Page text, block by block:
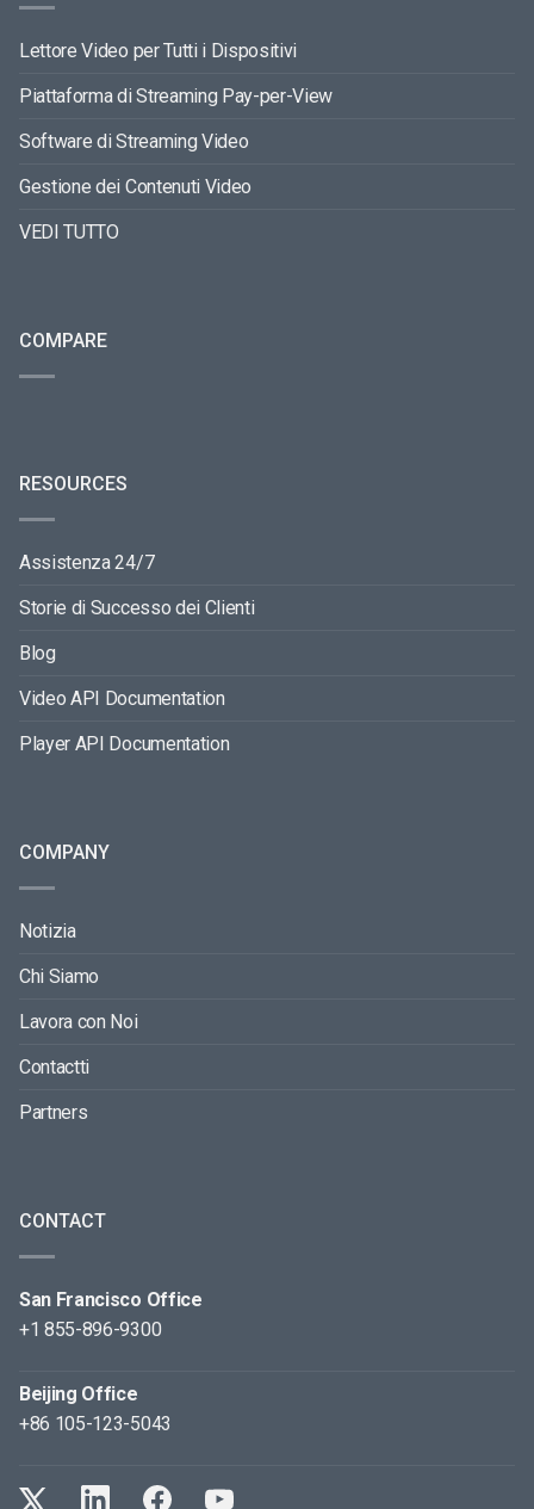
Lettore Video per Tutti i Dispositivi
Piattaforma di Streaming Pay-per-View
Software di Streaming Video
Gestione dei Contenuti Video
VEDI TUTTO
COMPARE
RESOURCES
Assistenza 24/7
Storie di Successo dei Clienti
Blog
Video API Documentation
Player API Documentation
COMPANY
Notizia
Chi Siamo
Lavora con Noi
Contactti
Partners
CONTACT
San Francisco Office
+1 855-896-9300
Beijing Office
+86 105-123-5043